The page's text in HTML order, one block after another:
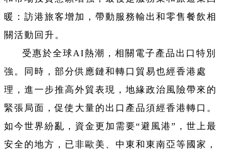
暖：訪港旅客增加，帶動服務輸出和零售餐飲相
關活動回升。
受惠於全球AI熱潮，相關電子產品出口特別
強。同時，部分供應鏈和轉口貿易也經香港處
理，進一步推高外貿表現，地緣政治風險帶來的
緊張局面，促使大量的出口產品須經香港轉口。
如今世界紛亂，資金更加需要“避風港”，世上最
安全的地方，已非歐美、中東和東南亞等國家，